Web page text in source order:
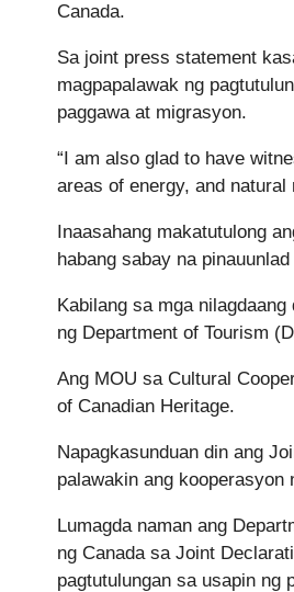
Canada.
Sa joint press statement
magpapalawak ng
paggawa at migrasyon.
“ I am also glad to have
areas of energy, and
Inaasahang makatutulong
habang sabay na
Kabilang sa mga
ng Department of Tourism
Ang MOU sa Cultural
of Canadian Heritage.
Napagkasunduan din ang
palawakin ang
Lumagda naman ang
ng Canada sa Joint
pagtutulungan sa usapin ng